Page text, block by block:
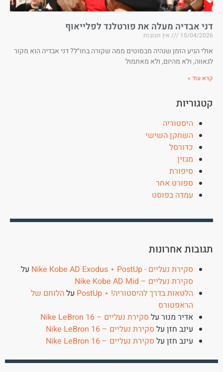
דני אבדיה מעלה את פורטלנד לפלייאוף
15/04/2026 אין תגובות
אולי הגיע הזמן שנהיה מבסוטים ממה שקורה בחו״ל? דני אבדיה הוא מקור
לגאווה, ולא מהיום, ולא מאתמול
קרא עוד »
קטגוריות
היסטוריה
השחקן השישי
כדורסל
מגזין
סיפורת
ספורט אחר
עמדה בפוסט
תגובות אחרונות
סקירת נעליים - Nike Kobe AD Exodus ⋆ PostUp
על
סקירת נעליים – Nike Kobe AD Mid
הלטאות בדרך להיסטוריה! ⋆ PostUp
עלהלוחם של
הראפטורס
אדיר מנור על סקירת נעליים – Nike LeBron 16
עינב חזן על סקירת נעליים – Nike LeBron 16
עינב חזן על סקירת נעליים – Nike LeBron 16